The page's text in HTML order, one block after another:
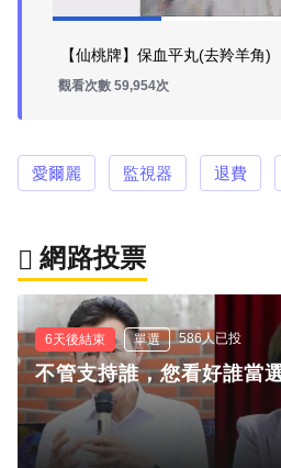
【仙桃牌】保血平丸(去羚羊角)
觀看次數 59,954次
愛爾麗 監視器 退費
網路投票
6天後結束 單選 586人已投
不管支持誰，您看好誰當